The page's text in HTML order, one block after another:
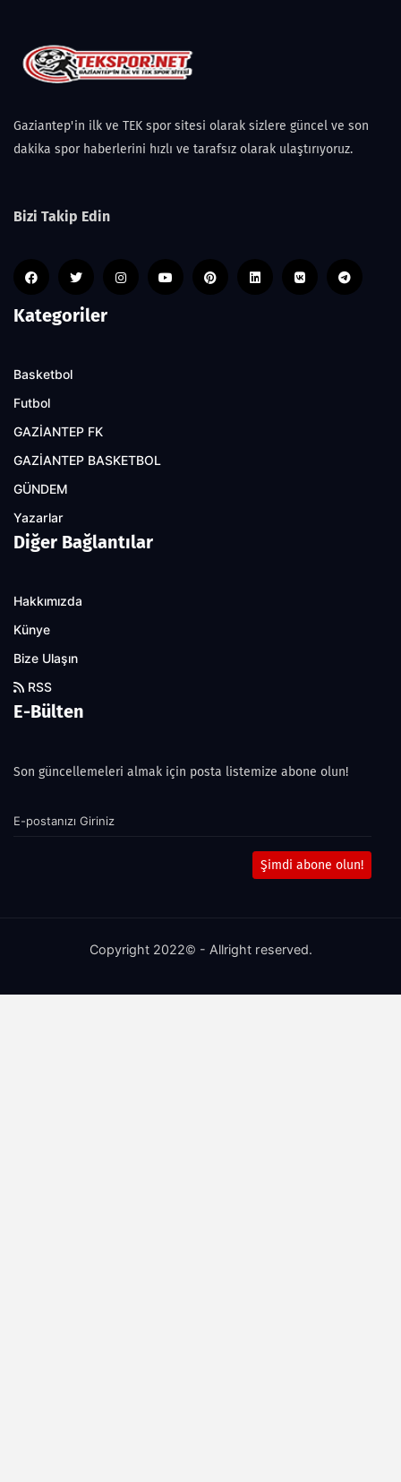
Gaziantep'in ilk ve TEK spor sitesi olarak sizlere güncel ve son
dakika spor haberlerini hızlı ve tarafsız olarak ulaştırıyoruz.
Bizi Takip Edin
Kategoriler
Basketbol
Futbol
GAZİANTEP FK
GAZİANTEP BASKETBOL
GÜNDEM
Yazarlar
Diğer Bağlantılar
Hakkımızda
Künye
Bize Ulaşın
RSS
E-Bülten
Son güncellemeleri almak için posta listemize abone olun!
Şimdi abone olun!
Copyright 2022© - Allright reserved.